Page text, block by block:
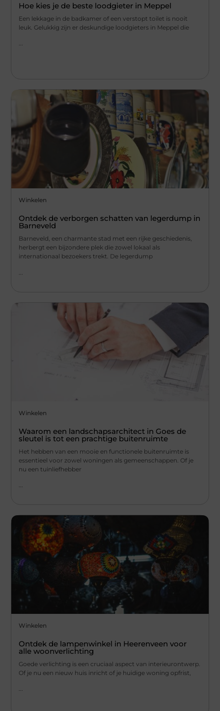
Hoe kies je de beste loodgieter in Meppel
Een lekkage in de badkamer of een verstopt toilet is nooit
leuk. Gelukkig zijn er deskundige loodgieters in Meppel die
...
Winkelen
Ontdek de verborgen schatten van legerdump in
Barneveld
Barneveld, een charmante stad met een rijke geschiedenis,
herbergt een bijzondere plek die zowel lokaal als
internationaal bezoekers trekt. De legerdump
Winkelen
Waarom een landschapsarchitect in Goes de
sleutel is tot een prachtige buitenruimte
Het hebben van een mooie en functionele buitenruimte is
essentieel voor zowel woningen als gemeenschappen. Of je
nu een tuinliefhebber
Winkelen
Ontdek de lampenwinkel in Heerenveen voor
alle woonverlichting
Goede verlichting is een cruciaal aspect van interieurontwerp.
Of je nu een nieuw huis inricht of je huidige woning opfrist,
...